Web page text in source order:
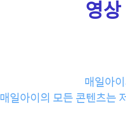
영
매일아
매일아이의 모든 콘텐츠는